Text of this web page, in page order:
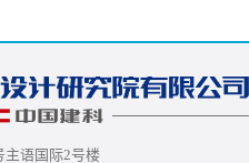
主语国际2号楼